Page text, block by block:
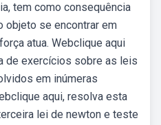
tem como consequência
objeto se encontrar em
atua. Webclique aqui
de exercícios sobre as leis
em inúmeras
aqui, resolva esta
lei de newton e teste